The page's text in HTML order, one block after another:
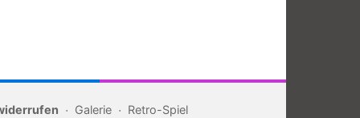
Galerie Retro-Spiel